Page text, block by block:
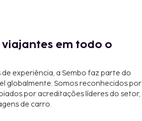
em todo o
de experiência, a Sembo faz parte do
globalmente. Somos reconhecidos por
por acreditações líderes do setor,
de carro.